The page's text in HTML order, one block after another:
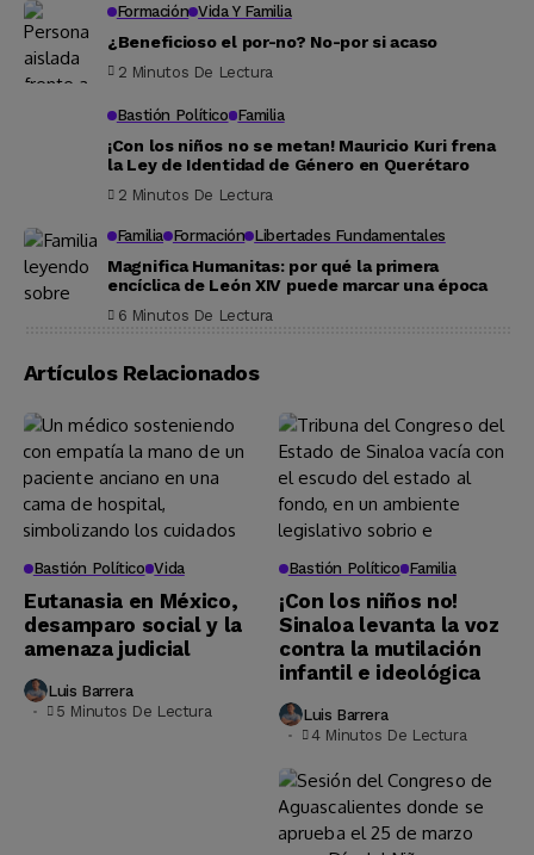
Formación Vida Y Familia
¿Beneficioso el por-no? No-por si acaso
2 Minutos De Lectura
Bastión Político Familia
¡Con los niños no se metan! Mauricio Kuri frena
la Ley de Identidad de Género en Querétaro
2 Minutos De Lectura
Familia Formación Libertades Fundamentales
Magnifica Humanitas: por qué la primera
encíclica de León XIV puede marcar una época
6 Minutos De Lectura
Artículos Relacionados
Bastión Político Vida
Eutanasia en México,
desamparo social y la
amenaza judicial
Luis Barrera
5 Minutos De Lectura
Bastión Político Familia
¡Con los niños no!
Sinaloa levanta la voz
contra la mutilación
infantil e ideológica
Luis Barrera
4 Minutos De Lectura